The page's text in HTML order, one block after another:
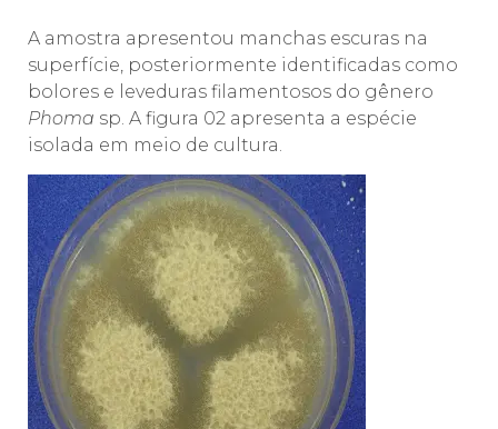
A amostra apresentou manchas escuras na
superfície, posteriormente identificadas como
bolores e leveduras filamentosos do gênero
Phoma sp. A figura 02 apresenta a espécie
isolada em meio de cultura.